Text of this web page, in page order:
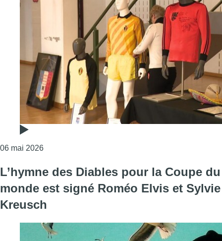
06 mai 2026Consulter l'article "Les collections de l’ancien
L’hymne des Diables pour la Coupe du
monde est signé Roméo Elvis et Sylvie
Kreusch